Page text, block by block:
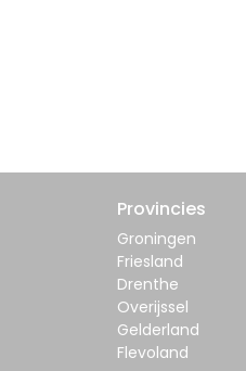
Provincies
Groningen
Friesland
Drenthe
Overijssel
Gelderland
Flevoland